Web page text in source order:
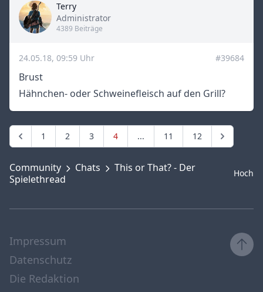
Terry
Title
Administrator
4389 Beiträge
24.05.18, 09:59 Uhr #39684
Brust
Hähnchen- oder Schweinefleisch auf den Grill?
1 2 3 4 ... 11 12
Community Chats
This or That? - Der
Spielethread
Hoch
Impressum
Datenschutz
Die Redaktion